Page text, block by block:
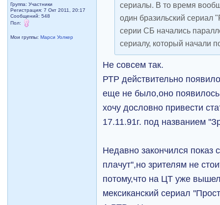
Группа: Участники
Регистрация: 7 Окт 2011, 20:17
Сообщений: 548
Пол:
Мои группы:Марси Уолкер
сериалы. В то время
один бразильский
серии СБ начались
сериалу, который начали
Не совсем так.
РТР действительно
еще не было,оно
хочу дословно привести
17.11.91г. под названием
Недавно закончился показ
плачут'',но зрителям не
потому,что на ЦТ уже
мексиканский сериал